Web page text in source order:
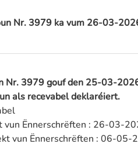
Nr. 3979 ka vum 26-03-
Nr. 3979 gouf den 25-03-
als recevabel deklaréiert.
vun Ënnerschrëften : 26-03-
vun Ënnerschrëften : 06-05-